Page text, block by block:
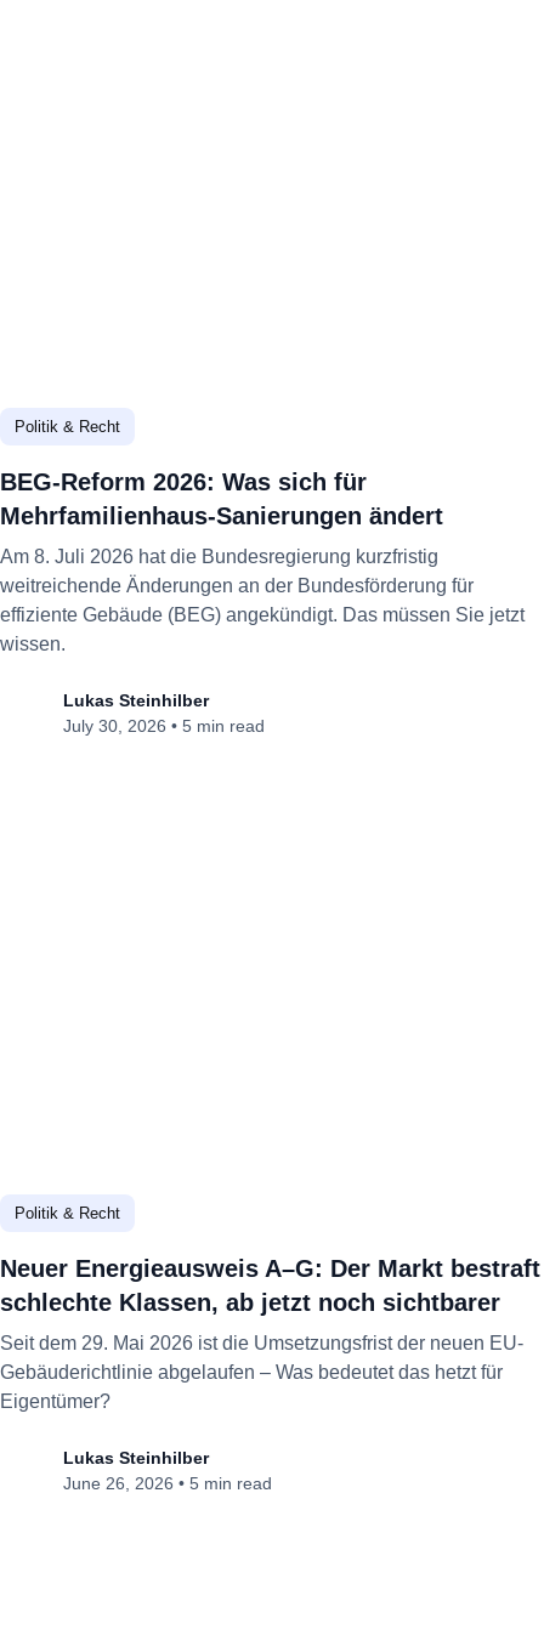
Politik & Recht
BEG-Reform 2026: Was sich für
Mehrfamilienhaus-Sanierungen ändert
Am 8. Juli 2026 hat die Bundesregierung kurzfristig
weitreichende Änderungen an der Bundesförderung für
effiziente Gebäude (BEG) angekündigt. Das müssen Sie jetzt
wissen.
Lukas Steinhilber
July 30, 2026 • 5 min read
Politik & Recht
Neuer Energieausweis A–G: Der Markt bestraft
schlechte Klassen, ab jetzt noch sichtbarer
Seit dem 29. Mai 2026 ist die Umsetzungsfrist der neuen EU-
Gebäuderichtlinie abgelaufen – Was bedeutet das hetzt für
Eigentümer?
Lukas Steinhilber
June 26, 2026 • 5 min read